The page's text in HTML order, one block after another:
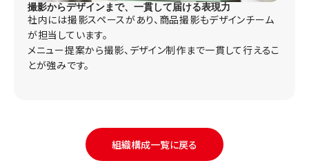
撮影からデザインまで、一貫して届ける表現力
社内には撮影スペースがあり、商品撮影もデザインチーム
が担当しています。
メニュー提案から撮影、デザイン制作まで一貫して行えるこ
とが強みです。
組織構成一覧に戻る